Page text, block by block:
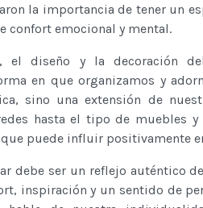
la importancia de tener un
confort emocional y mental.
el diseño y la decoración
en que organizamos y
sino una extensión de
hasta el tipo de muebles
puede influir positivamente
debe ser un reflejo auténtico
inspiración y un sentido de